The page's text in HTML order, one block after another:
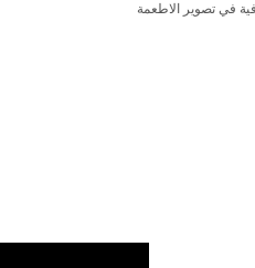
في تصوير الاطعمة